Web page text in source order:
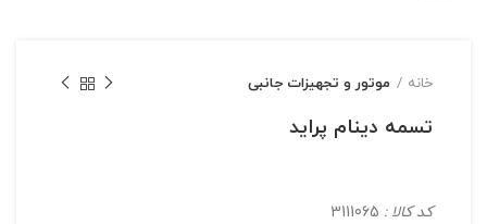
خانه موتور و تجهیزات جانبی
تسمه دینام پراید
کد کالا :